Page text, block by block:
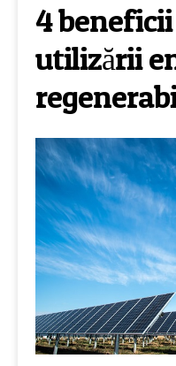
4
utilizării